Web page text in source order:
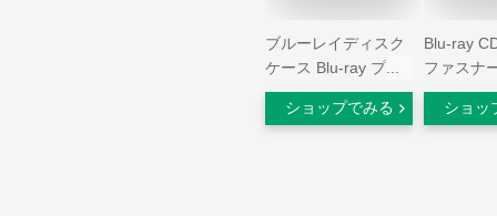
ブルーレイディスク
ケース Blu-ray プラ
ケース 標準サイズ 2
枚収納 25個セット
ショップでみる
Blu-ray
ファスナ
枚 ブラッ
レイ 収
ショッ